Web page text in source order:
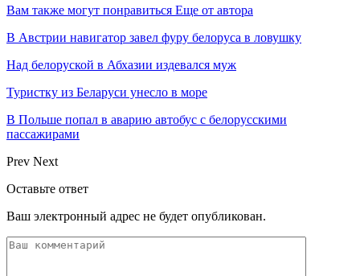
Вам также могут понравиться Еще от автора
В Австрии навигатор завел фуру белоруса в ловушку
Над белоруской в Абхазии издевался муж
Туристку из Беларуси унесло в море
В Польше попал в аварию автобус с белорусскими
пассажирами
Prev Next
Оставьте ответ
Ваш электронный адрес не будет опубликован.